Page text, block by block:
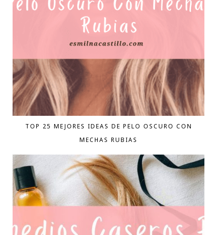
TOP 25 MEJORES IDEAS DE PELO OSCURO CON
MECHAS RUBIAS